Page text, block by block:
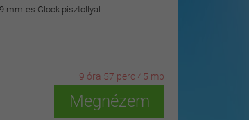
mm-es Glock pisztollyal
9 óra 57 perc43 mp
Megnézem